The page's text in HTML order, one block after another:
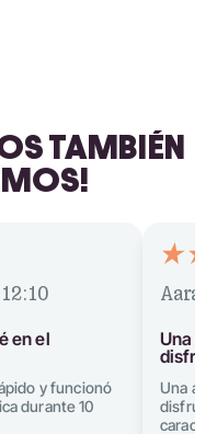
TAMBIÉN
en el
y funcionó
durante 10
Aarav
Una
Una